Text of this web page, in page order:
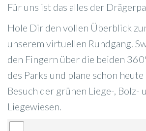
Für uns ist das alles der
Hole Dir den vollen Überblick
unserem virtuellen Rundgang.
den Fingern über die beiden
des Parks und plane schon
Besuch der grünen Liege-, Bolz-
Liegewiesen.